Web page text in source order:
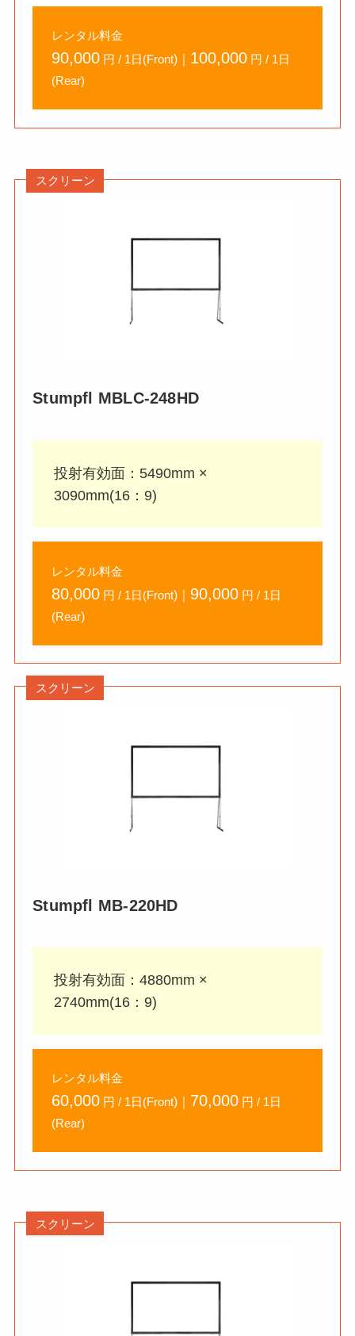
レンタル料金
90,000 円 / 1日(Front)｜ 100,000 円 / 1日
(Rear)
スクリーン
Stumpfl MBLC-248HD
投射有効面：5490mm ×
3090mm(16：9)
レンタル料金
80,000 円 / 1日(Front)｜ 90,000 円 / 1日
(Rear)
スクリーン
Stumpfl MB-220HD
投射有効面：4880mm ×
2740mm(16：9)
レンタル料金
60,000 円 / 1日(Front)｜ 70,000 円 / 1日
(Rear)
スクリーン